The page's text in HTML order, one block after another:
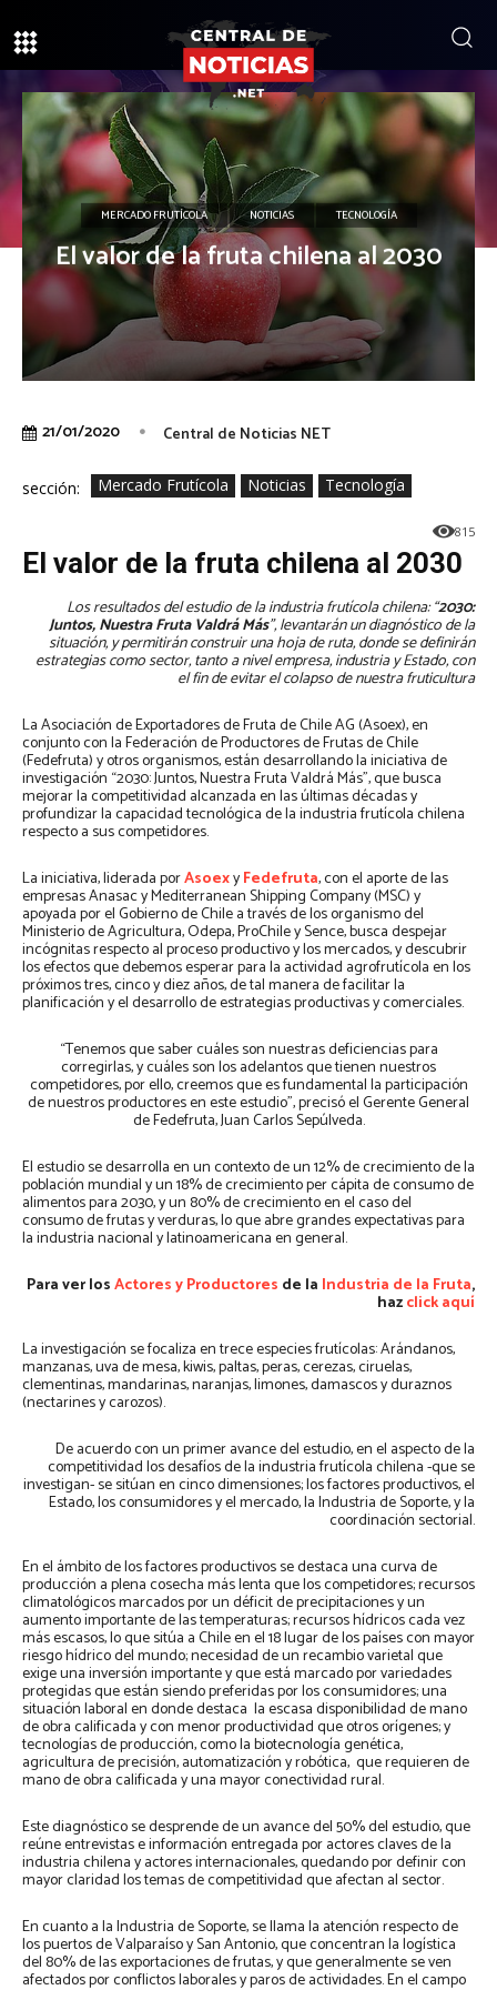
MERCADO FRUTÍCOLA NOTICIAS TECNOLOGÍA
El valor de la fruta chilena al 2030
21/01/2020 Central de Noticias NET
sección: Mercado Frutícola Noticias Tecnología
815
El valor de la fruta chilena al 2030
Los resultados del estudio de la industria frutícola chilena: “2030:
Juntos, Nuestra Fruta Valdrá Más”, levantarán un diagnóstico de la
situación, y permitirán construir una hoja de ruta, donde se definirán
estrategias como sector, tanto a nivel empresa, industria y Estado, con
el fin de evitar el colapso de nuestra fruticultura
La Asociación de Exportadores de Fruta de Chile AG (Asoex), en
conjunto con la Federación de Productores de Frutas de Chile
(Fedefruta) y otros organismos, están desarrollando la iniciativa de
investigación “2030: Juntos, Nuestra Fruta Valdrá Más”, que busca
mejorar la competitividad alcanzada en las últimas décadas y
profundizar la capacidad tecnológica de la industria frutícola chilena
respecto a sus competidores.
La iniciativa, liderada porAsoexyFedefruta, con el aporte de las
empresas Anasac y Mediterranean Shipping Company (MSC) y
apoyada por el Gobierno de Chile a través de los organismo del
Ministerio de Agricultura, Odepa, ProChile y Sence, busca despejar
incógnitas respecto al proceso productivo y los mercados, y descubrir
los efectos que debemos esperar para la actividad agrofrutícola en los
próximos tres, cinco y diez años, de tal manera de facilitar la
planificación y el desarrollo de estrategias productivas y comerciales.
“Tenemos que saber cuáles son nuestras deficiencias para
corregirlas, y cuáles son los adelantos que tienen nuestros
competidores, por ello, creemos que es fundamental la participación
de nuestros productores en este estudio”, precisó el Gerente General
de Fedefruta, Juan Carlos Sepúlveda.
El estudio se desarrolla en un contexto de un 12% de crecimiento de la
población mundial y un 18% de crecimiento per cápita de consumo de
alimentos para 2030, y un 80% de crecimiento en el caso del
consumo de frutas y verduras, lo que abre grandes expectativas para
la industria nacional y latinoamericana en general.
Para ver losActores y Productores de la Industria de la Fruta,
hazclick aquí
La investigación se focaliza en trece especies frutícolas: Arándanos,
manzanas, uva de mesa, kiwis, paltas, peras, cerezas, ciruelas,
clementinas, mandarinas, naranjas, limones, damascos y duraznos
(nectarines y carozos).
De acuerdo con un primer avance del estudio, en el aspecto de la
competitividad los desafíos de la industria frutícola chilena -que se
investigan- se sitúan en cinco dimensiones; los factores productivos, el
Estado, los consumidores y el mercado, la Industria de Soporte, y la
coordinación sectorial.
En el ámbito de los factores productivos se destaca una curva de
producción a plena cosecha más lenta que los competidores; recursos
climatológicos marcados por un déficit de precipitaciones y un
aumento importante de las temperaturas; recursos hídricos cada vez
más escasos, lo que sitúa a Chile en el 18 lugar de los países con mayor
riesgo hídrico del mundo; necesidad de un recambio varietal que
exige una inversión importante y que está marcado por variedades
protegidas que están siendo preferidas por los consumidores; una
situación laboral en donde destaca la escasa disponibilidad de mano
de obra calificada y con menor productividad que otros orígenes; y
tecnologías de producción, como la biotecnología genética,
agricultura de precisión, automatización y robótica, que requieren de
mano de obra calificada y una mayor conectividad rural.
Este diagnóstico se desprende de un avance del 50% del estudio, que
reúne entrevistas e información entregada por actores claves de la
industria chilena y actores internacionales, quedando por definir con
mayor claridad los temas de competitividad que afectan al sector.
En cuanto a la Industria de Soporte, se llama la atención respecto de
los puertos de Valparaíso y San Antonio, que concentran la logística
del 80% de las exportaciones de frutas, y que generalmente se ven
afectados por conflictos laborales y paros de actividades. En el campo